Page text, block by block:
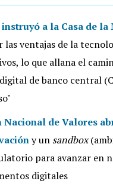
a la Casa de la
las ventajas de la
lo que allana el
de banco central
Nacional de Valores
y un sandbox
para avanzar en
digitales